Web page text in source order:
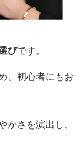
びです。
、初心者にもお
さを演出し、